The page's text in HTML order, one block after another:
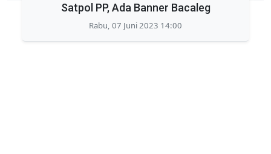
Satpol PP, Ada Banner Bacaleg
Rabu, 07 Juni 2023 14:00